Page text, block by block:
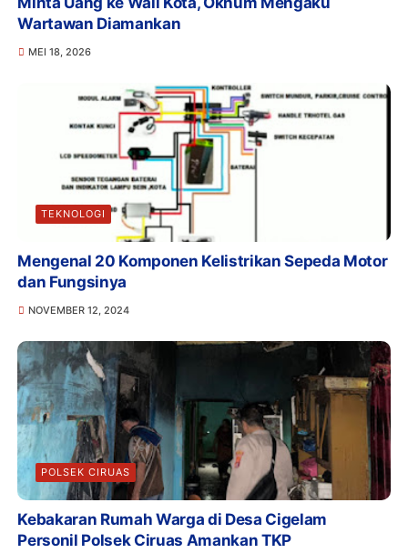
Wartawan Diamankan
MEI 18, 2026
TEKNOLOGI
Mengenal 20 Komponen Kelistrikan Sepeda Motor
dan Fungsinya
NOVEMBER 12, 2024
POLSEK CIRUAS
Kebakaran Rumah Warga di Desa Cigelam
Personil Polsek Ciruas Amankan TKP